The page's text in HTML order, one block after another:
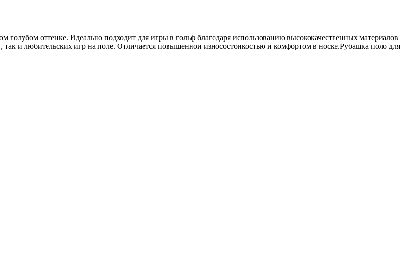
оттенке. Идеально подходит для игры в гольф благодаря использованию высококачественных материалов
и любительских игр на поле. Отличается повышенной износостойкостью и комфортом в носке.Рубашка поло для